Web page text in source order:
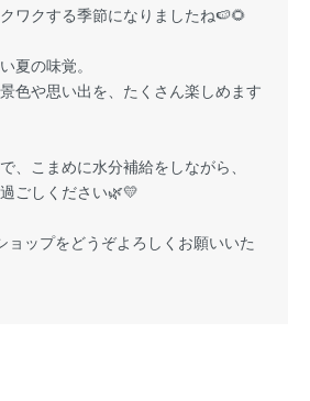
ワクする季節になりましたね🍉🌻
夏の味覚。
色や思い出を、たくさん楽しめます
、こまめに水分補給をしながら、
ごしください🌿💛
ョップをどうぞよろしくお願いいた